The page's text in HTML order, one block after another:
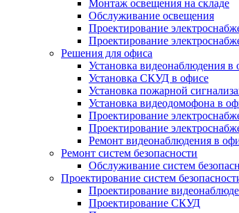
Монтаж освещения на складе
Обслуживание освещения
Проектирование
Проектирование
Решения для офиса
Установка видеонаблюдения в
Установка СКУД в офисе
Установка пожарной
Установка видеодомофона в
Проектирование
Проектирование
Ремонт видеонаблюдения в
Ремонт систем безопасности
Обслуживание систем
Проектирование систем
Проектирование
Проектирование СКУД